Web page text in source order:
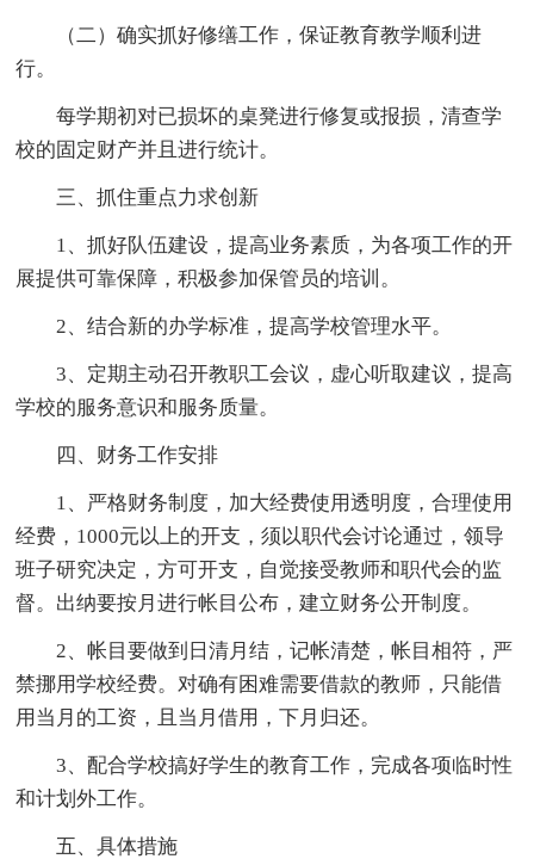
（二）确实抓好修缮工作，保证教育教学顺利进
行。
每学期初对已损坏的桌凳进行修复或报损，清查学
校的固定财产并且进行统计。
三、抓住重点力求创新
1、抓好队伍建设，提高业务素质，为各项工作的开
展提供可靠保障，积极参加保管员的培训。
2、结合新的办学标准，提高学校管理水平。
3、定期主动召开教职工会议，虚心听取建议，提高
学校的服务意识和服务质量。
四、财务工作安排
1、严格财务制度，加大经费使用透明度，合理使用
经费，1000元以上的开支，须以职代会讨论通过，领导
班子研究决定，方可开支，自觉接受教师和职代会的监
督。出纳要按月进行帐目公布，建立财务公开制度。
2、帐目要做到日清月结，记帐清楚，帐目相符，严
禁挪用学校经费。对确有困难需要借款的教师，只能借
用当月的工资，且当月借用，下月归还。
3、配合学校搞好学生的教育工作，完成各项临时性
和计划外工作。
五、具体措施